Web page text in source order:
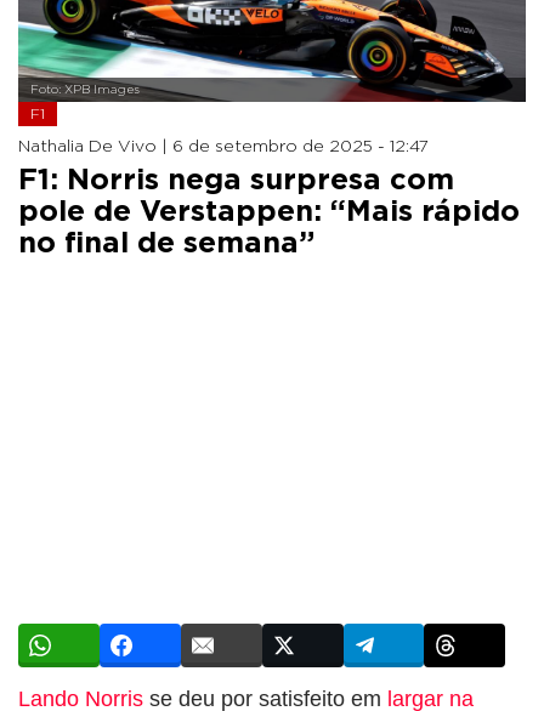
Foto: XPB Images
F1
Nathalia De Vivo | 6 de setembro de 2025 - 12:47
F1: Norris nega surpresa com
pole de Verstappen: “Mais rápido
no final de semana”
Lando Norris se deu por satisfeito em largar na